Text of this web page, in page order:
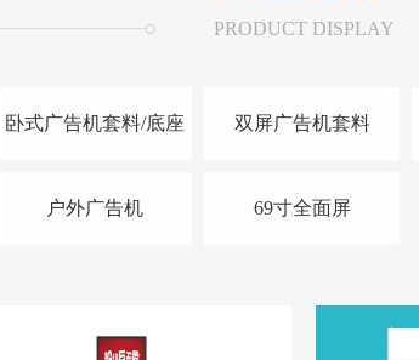
PRODUCT DISPLAY
卧式广告机套料/底座 双屏广告机套料
户外广告机 69寸全面屏